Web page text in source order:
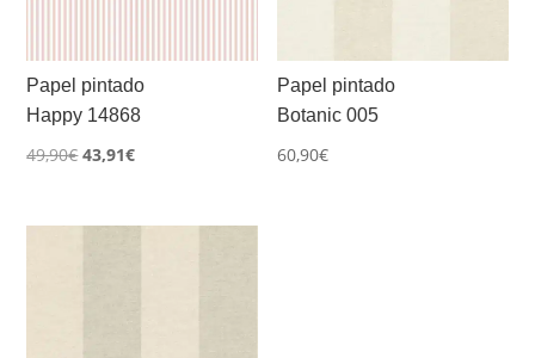
Papel pintado
Happy 14868
49,90€El
43,91€El
Papel pintado
Botanic 005
60,90€